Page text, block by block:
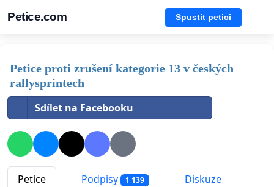
Petice.com Spustit petici
Petice proti zrušení kategorie 13 v českých
rallysprintech
Sdílet na Facebooku
Petice Podpisy 1 139
Diskuze